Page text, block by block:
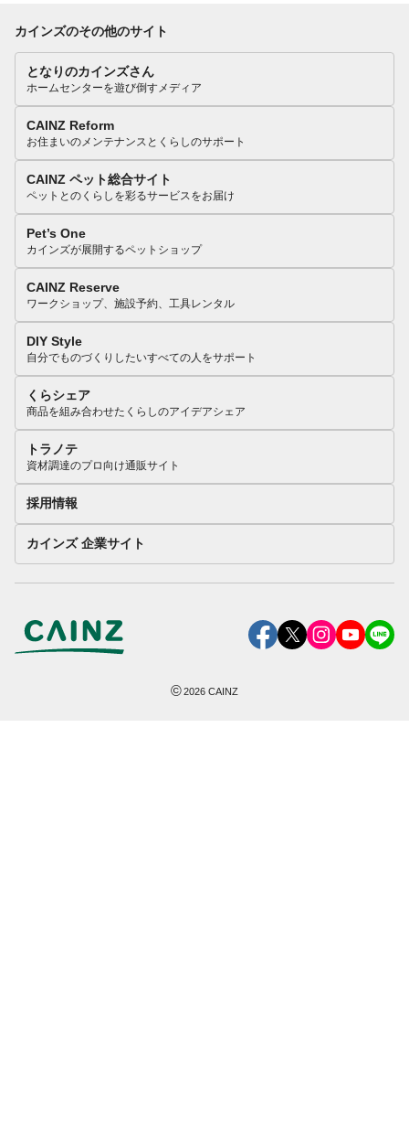
カインズのその他のサイト
となりのカインズさん
ホームセンターを遊び倒すメディア
CAINZ Reform
お住まいのメンテナンスとくらしのサポート
CAINZ ペット総合サイト
ペットとのくらしを彩るサービスをお届け
Pet’s One
カインズが展開するペットショップ
CAINZ Reserve
ワークショップ、施設予約、工具レンタル
DIY Style
自分でものづくりしたいすべての人をサポート
くらシェア
商品を組み合わせたくらしのアイデアシェア
トラノテ
資材調達のプロ向け通販サイト
採用情報
カインズ 企業サイト
©2026 CAINZ